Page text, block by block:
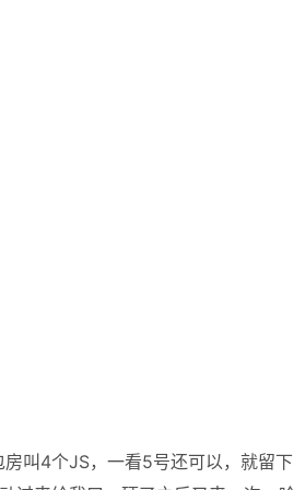
叫4个JS，一看5号还可以，就留下